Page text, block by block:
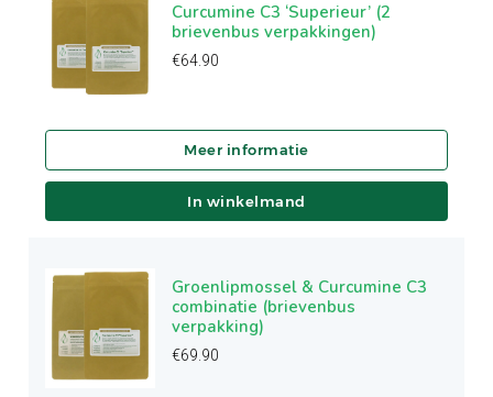
Curcumine C3 ‘Superieur’ (2
brievenbus verpakkingen)
€64.90
In winkelmand
Groenlipmossel & Curcumine C3
combinatie (brievenbus
verpakking)
€69.90